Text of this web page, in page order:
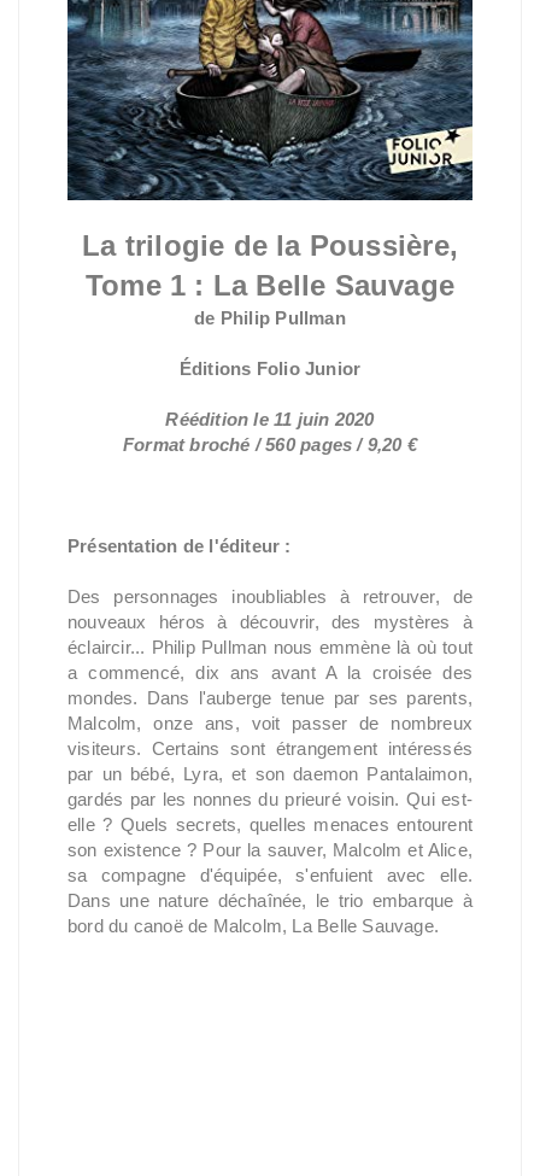
La trilogie de la Poussière,
Tome 1 : La Belle Sauvage
de Philip Pullman
Éditions Folio Junior
Réédition le 11 juin 2020
Format broché / 560 pages / 9,20 €
Présentation de l'éditeur :
Des personnages inoubliables à retrouver, de
nouveaux héros à découvrir, des mystères à
éclaircir... Philip Pullman nous emmène là où tout
a commencé, dix ans avant A la croisée des
mondes. Dans l'auberge tenue par ses parents,
Malcolm, onze ans, voit passer de nombreux
visiteurs. Certains sont étrangement intéressés
par un bébé, Lyra, et son daemon Pantalaimon,
gardés par les nonnes du prieuré voisin. Qui est-
elle ? Quels secrets, quelles menaces entourent
son existence ? Pour la sauver, Malcolm et Alice,
sa compagne d'équipée, s'enfuient avec elle.
Dans une nature déchaînée, le trio embarque à
bord du canoë de Malcolm, La Belle Sauvage.